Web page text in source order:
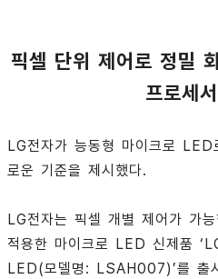
픽셀 단위 제어로 정밀
프로세
LG전자가 능동형 마이크로
로운 기준을 제시했다.
LG전자는 픽셀 개별 제어가 가
적용한 마이크로 LED 신제품
LED(모델명: LSAH007)’를 출